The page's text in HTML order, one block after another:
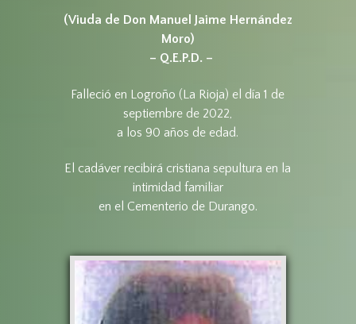
(Viuda de Don Manuel Jaime Hernández
Moro)
– Q.E.P.D. –
Falleció en Logroño (La Rioja) el día 1 de
septiembre de 2022,
a los 90 años de edad.
El cadáver recibirá cristiana sepultura en la
intimidad familiar
en el Cementerio de Durango.